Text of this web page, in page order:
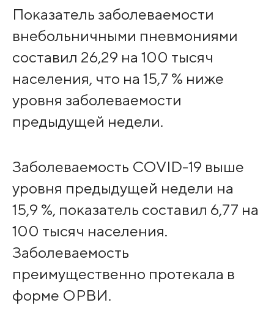
Показатель заболеваемости
внебольничными пневмониями
составил 26,29 на 100 тысяч
населения, что на 15,7 % ниже
уровня заболеваемости
предыдущей недели.
Заболеваемость COVID-19 выше
уровня предыдущей недели на
15,9 %, показатель составил 6,77 на
100 тысяч населения.
Заболеваемость
преимущественно протекала в
форме ОРВИ.